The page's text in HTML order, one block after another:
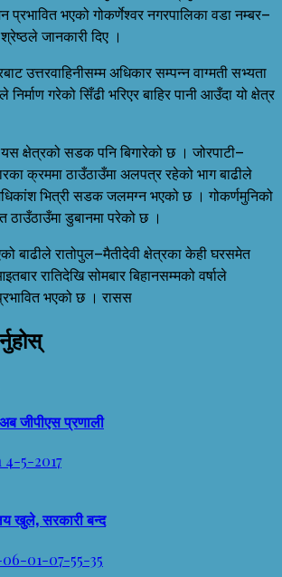
प्रभावित भएको गोकर्णेश्वर नगरपालिका वडा नम्बर–
जानकारी दिए ।
उत्तरवाहिनीसम्म अधिकार सम्पन्न वाग्मती सभ्यता
गरेको सिँढी भरिएर बाहिर पानी आउँदा यो क्षेत्र
क्षेत्रको सडक पनि बिगारेको छ । जोरपाटी–
क्रममा ठाउँठाउँमा अलपत्र रहेको भाग बाढीले
भित्री सडक जलमग्न भएको छ । गोकर्णमुनिको
ठाउँठाउँमा डुबानमा परेको छ ।
बाढीले रातोपुल–मैतीदेवी क्षेत्रका केही घरसमेत
रातिदेखि सोमबार बिहानसम्मको वर्षाले
भएको छ । रासस
जीपीएस प्रणाली
खुले, सरकारी बन्द